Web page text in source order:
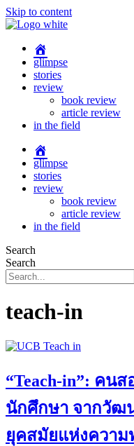
Skip to content
glimpse
stories
review
book review
article review
in the field
glimpse
stories
review
book review
article review
in the field
Search
Search
teach-in
“Teach-in”: คน
นักศึกษา จากวัฒ
ยุคสมัยแห่งควา